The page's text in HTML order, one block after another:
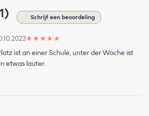
Schrijf een beoordeling
★ ★ ★ ★ ★
ist an einer Schule, unter der Woche ist
etwas lauter.